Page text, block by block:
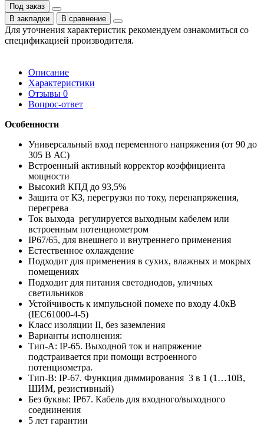
Под заказ
В закладки
В сравнение
Для уточнения характеристик рекомендуем ознакомиться со
спецификацией производителя.
Описание
Характеристики
Отзывы 0
Вопрос-ответ
Особенности
Универсальный вход переменного напряжения (от 90 до
305 В АС)
Встроенный активный корректор коэффициента
мощности
Высокий КПД до 93,5%
Защита от КЗ, перегрузки по току, перенапряжения,
перегрева
Ток выхода регулируется выходным кабелем или
встроенным потенциометром
IP67/65, для внешнего и внутреннего применения
Естественное охлаждение
Подходит для применения в сухих, влажных и мокрых
помещениях
Подходит для питания светодиодов, уличных
светильников
Устойчивость к импульсной помехе по входу 4.0кВ
(IEC61000-4-5)
Класс изоляции II, без заземления
Варианты исполнения:
Тип-А: IP-65. Выходной ток и напряжение
подстраивается при помощи встроенного
потенциометра.
Тип-B: IP-67. Функция диммирования 3 в 1 (1…10В,
ШИМ, резистивный)
Без буквы: IP67. Кабель для входного/выходного
соеднинения
5 лет гарантии